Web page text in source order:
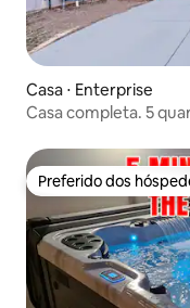
Casa ⋅ Enterprise
Casa completa. 5
Preferido dos
Preferido dos